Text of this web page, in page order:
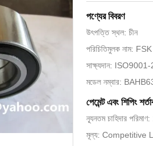
পণ্যের বিবরণ
উৎপত্তি স্থল: চীন
পরিচিতিমুলক নাম:
সাক্ষ্যদান:
মডেল নম্বার:
পেমেন্ট এবং শিপিং
ন্যূনতম চাহিদার
মূল্য: Competitive